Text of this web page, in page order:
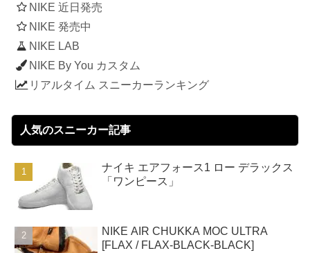
NIKE 近日発売
NIKE 発売中
NIKE LAB
NIKE By You カスタム
リアルタイム スニーカーランキング
人気のスニーカー記事
ナイキ エアフォース1 ロー デラックス
「ワンピース」
NIKE AIR CHUKKA MOC ULTRA
[FLAX / FLAX-BLACK-BLACK]